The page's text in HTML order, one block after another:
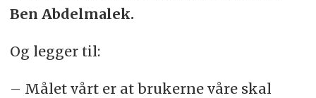
Ben Abdelmalek.
Og legger til:
– Målet vårt er at brukerne våre skal